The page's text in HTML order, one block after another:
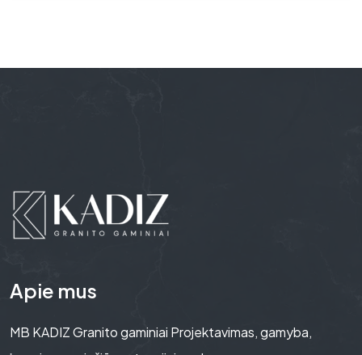
Apie mus
MB KADIZ Granito gaminiai Projektavimas, gamyba,